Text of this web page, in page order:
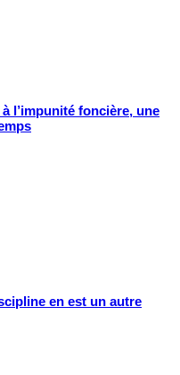
l’impunité foncière, une
en est un autre